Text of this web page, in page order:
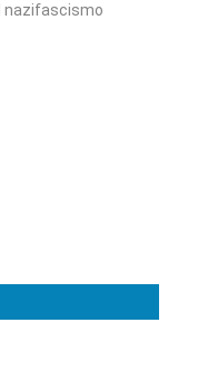
nazifascismo